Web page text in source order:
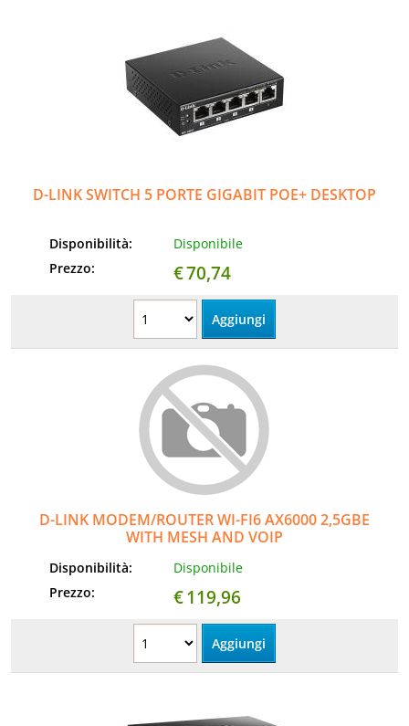
D-LINK SWITCH 5 PORTE GIGABIT POE+ DESKTOP
Disponibilità:
Disponibile
Prezzo:
€70,74
D-LINK MODEM/ROUTER WI-FI6 AX6000 2,5GBE
WITH MESH AND VOIP
Disponibilità:
Disponibile
Prezzo:
€119,96